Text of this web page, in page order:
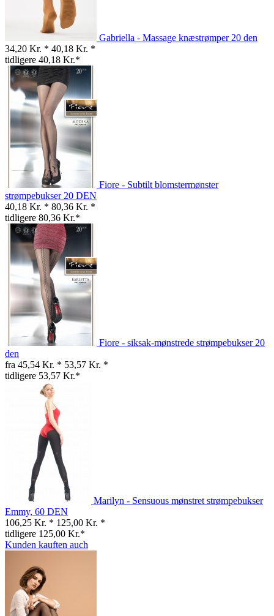
Gabriella - Massage knæstrømper 20 den
34,20 Kr. * 40,18 Kr. *
tidligere 40,18 Kr.*
Fiore - Subtilt blomstermønster
strømpebukser 20 DEN
40,18 Kr. * 80,36 Kr. *
tidligere 80,36 Kr.*
Fiore - siksak-mønstrede strømpebukser 20
den
fra 45,54 Kr. * 53,57 Kr. *
tidligere 53,57 Kr.*
Marilyn - Sensuous mønstret strømpebukser
Emmy, 60 DEN
106,25 Kr. * 125,00 Kr. *
tidligere 125,00 Kr.*
Kunden kauften auch